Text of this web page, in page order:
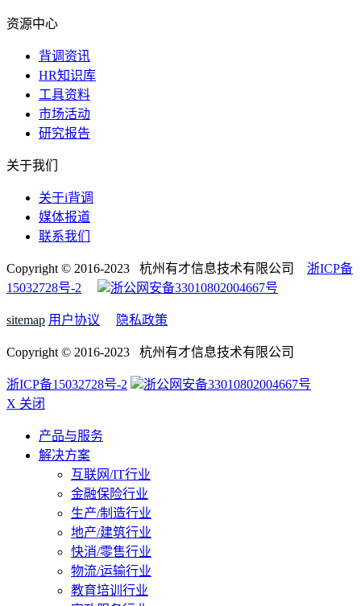
资源中心
背调资讯
HR知识库
工具资料
市场活动
研究报告
关于我们
关于i背调
媒体报道
联系我们
Copyright © 2016-2023 杭州有才信息技术有限公司 浙ICP备
15032728号-2
浙公网安备33010802004667号
sitemap 用户协议 隐私政策
Copyright © 2016-2023 杭州有才信息技术有限公司
浙ICP备15032728号-2
浙公网安备33010802004667号
X 关闭
产品与服务
解决方案
互联网/IT行业
金融保险行业
生产/制造行业
地产/建筑行业
快消/零售行业
物流/运输行业
教育培训行业